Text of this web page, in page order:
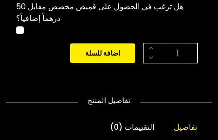
هل ترغب في الحصول على قميص مخصص مقابل 50
درهماً إضافياً؟
اضافة للسلة
تفاصيل المنتج
تفاصيل التقييمات (0)